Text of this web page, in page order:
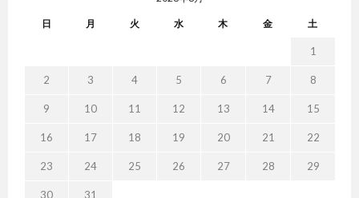
日 月 火 水 木 金 土
1
2 3 4 5 6 7 8
9 10 11 12 13 14 15
16 17 18 19 20 21 22
23 24 25 26 27 28 29
30
31